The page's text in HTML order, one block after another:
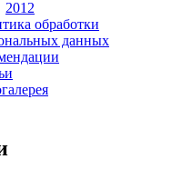
2012
обработки
данных